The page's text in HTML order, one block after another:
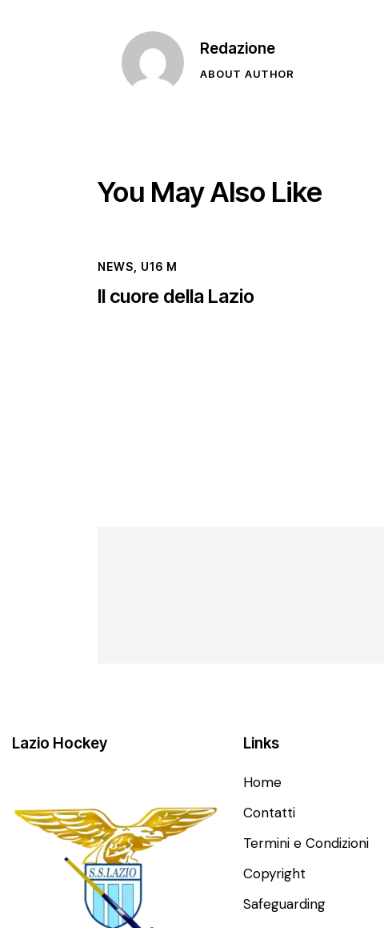
Redazione
ABOUT AUTHOR
You May Also Like
NEWS U16 M
Il cuore della Lazio
Lazio Hockey Links
Home
Contatti
Termini e Condizioni
Copyright
Safeguarding